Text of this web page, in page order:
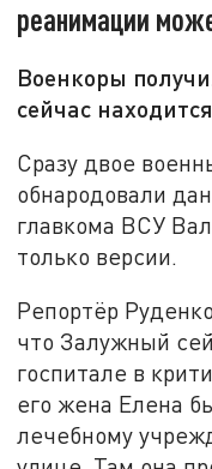
реанимации
Военкоры
сейчас
Сразу двое
обнародовали
главкома ВСУ
только версии.
Репортёр Руденко
что Залужный
госпитале в
его жена Елена
лечебному